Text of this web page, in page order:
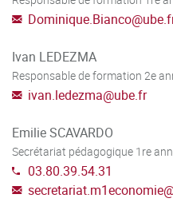
adapter et de communiquer
majeurs. Pour cela ils
modélisation économique et
capacités critiques et
les connaissances générales
Plus largement le parcours
Publiques est conçu pour
Dominique.Bianco@
Ivan LEDEZMA
Responsable de formation 2e
ivan.ledezma@ube.fr
Emilie SCAVARDO
Secrétariat pédagogique 1re
03.80.39.54.31
secretariat.m1economie